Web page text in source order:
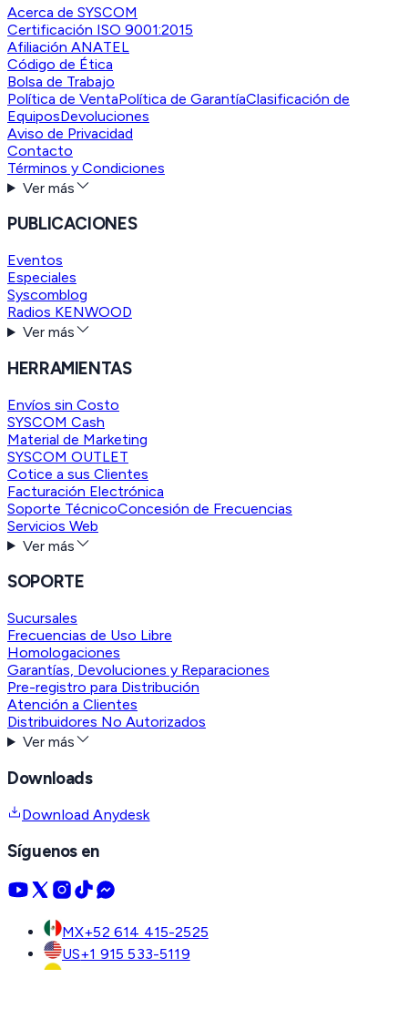
Acerca de SYSCOM
Certificación ISO 9001:2015
Afiliación ANATEL
Código de Ética
Bolsa de Trabajo
Política de VentaPolítica de GarantíaClasificación de
EquiposDevoluciones
Aviso de Privacidad
Contacto
Términos y Condiciones
Ver más
PUBLICACIONES
Eventos
Especiales
Syscomblog
Radios KENWOOD
Ver más
HERRAMIENTAS
Envíos sin Costo
SYSCOM Cash
Material de Marketing
SYSCOM OUTLET
Cotice a sus Clientes
Facturación Electrónica
Soporte TécnicoConcesión de Frecuencias
Servicios Web
Ver más
SOPORTE
Sucursales
Frecuencias de Uso Libre
Homologaciones
Garantías, Devoluciones y Reparaciones
Pre-registro para Distribución
Atención a Clientes
Distribuidores No Autorizados
Ver más
Downloads
Download Anydesk
Síguenos en
MX+52 614 415-2525
US+1 915 533-5119